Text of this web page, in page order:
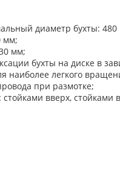
диаметр бухты:
мм;
мм;
бухты на диске в
легкого
при размотке;
вверх, стойками